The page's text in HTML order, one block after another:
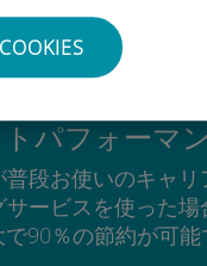
パフォーマ
普段お使いのキャリ
サービスを使った場
90％の節約が可能